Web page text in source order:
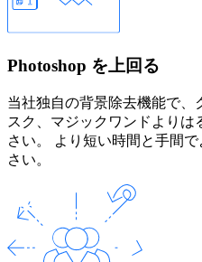
Photoshop を上回る
当社独自の背景除去機能で、
スク、マジックワンドより
さい。 より短い時間と手間
さい。